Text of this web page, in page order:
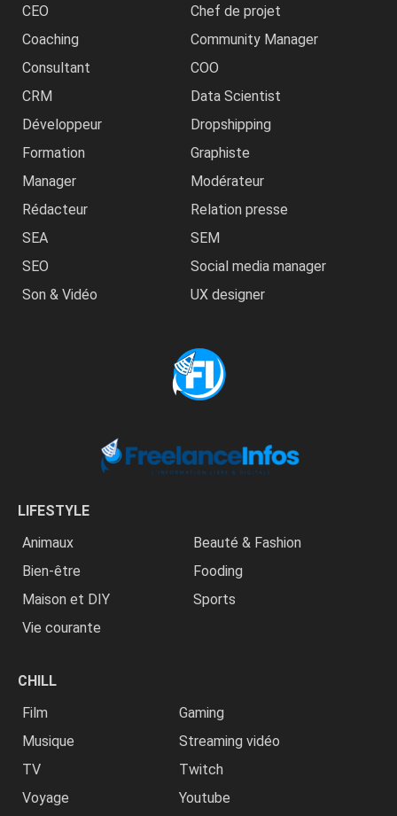
CEO
Chef de projet
Coaching
Community Manager
Consultant
COO
CRM
Data Scientist
Développeur
Dropshipping
Formation
Graphiste
Manager
Modérateur
Rédacteur
Relation presse
SEA
SEM
SEO
Social media manager
Son & Vidéo
UX designer
LIFESTYLE
Animaux
Beauté & Fashion
Bien-être
Fooding
Maison et DIY
Sports
Vie courante
CHILL
Film
Gaming
Musique
Streaming vidéo
TV
Twitch
Voyage
Youtube